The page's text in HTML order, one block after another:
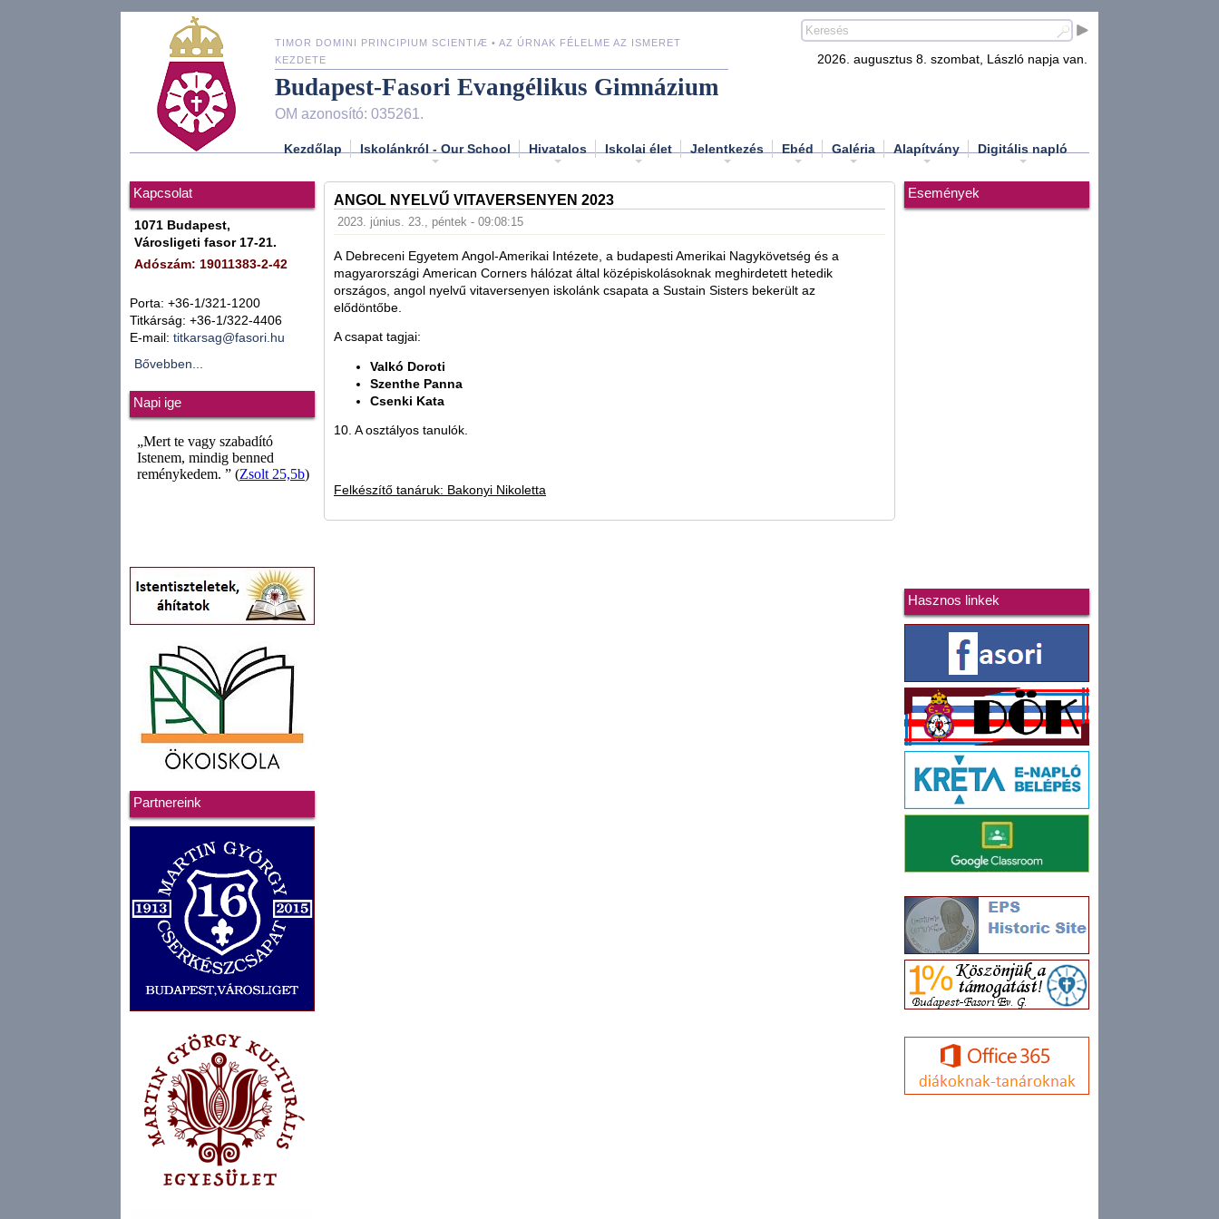
TIMOR DOMINI PRINCIPIUM SCIENTIÆ • AZ ÚRNAK FÉLELME AZ ISMERET
KEZDETE
Budapest-Fasori Evangélikus Gimnázium
OM azonosító: 035261.
2026. augusztus 8. szombat, László napja van.
Kezdőlap Iskolánkról - Our School Hivatalos Iskolai élet Jelentkezés Ebéd Galéria Alapítvány Digitális napló
Kapcsolat
1071 Budapest,
Városligeti fasor 17-21.
Adószám: 19011383-2-42
Porta: +36-1/321-1200
Titkárság: +36-1/322-4406
E-mail: titkarsag@fasori.hu
Bővebben...
Napi ige
Partnereink
ANGOL NYELVŰ VITAVERSENYEN 2023
2023. június. 23., péntek - 09:08:15
A Debreceni Egyetem Angol-Amerikai Intézete, a budapesti Amerikai Nagykövetség és a
magyarországi American Corners hálózat által középiskolásoknak meghirdetett hetedik
országos, angol nyelvű vitaversenyen iskolánk csapata a Sustain Sisters bekerült az
elődöntőbe.
A csapat tagjai:
Valkó Doroti
Szenthe Panna
Csenki Kata
10. A osztályos tanulók.
Felkészítő tanáruk: Bakonyi Nikoletta
Események
Hasznos linkek